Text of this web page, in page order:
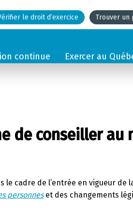
le droit d’exercice Trouver un
continue Exercer au
de conseiller au
cadre de l’entrée en vigueur de
personneset des changements